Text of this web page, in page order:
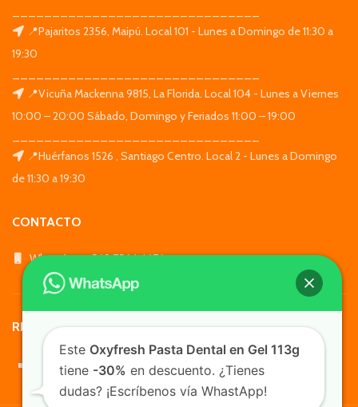
📍Pajaritos 2356, Maipú. Local 101 - Lunes a Domingo de 11:30 a
19:30
📍Vicuña Mackenna 9815, La Florida. Local 104 - Lunes a Viernes
10:00 – 20:00 Sábado, Domingo y Feriados 11:00 – 19:00
📍Huérfanos 1526 , Santiago Centro. Local 2 - Lunes a Domingo
de 11:30 a 19:30
CONTACTO
WhatsApp: +569 7564 4676
REDES SOCIALES
Este Oxyfresh Pasta Dental en Gel 113g
tiene -30% en descuento. ¿Tienes
dudas? ¡Escríbenos vía WhastApp!